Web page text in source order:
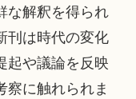
な解釈を得られ
刊は時代の変化
起や議論を反映
察に触れられま